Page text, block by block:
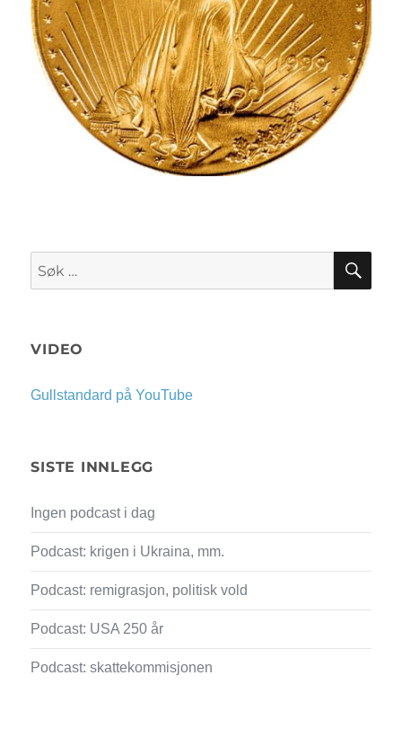
Søk
etter:
SØK
VIDEO
Gullstandard på YouTube
SISTE INNLEGG
Ingen podcast i dag
Podcast: krigen i Ukraina, mm.
Podcast: remigrasjon, politisk vold
Podcast: USA 250 år
Podcast: skattekommisjonen